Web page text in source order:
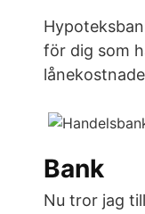
för dig som
Bank
Nu tror jag